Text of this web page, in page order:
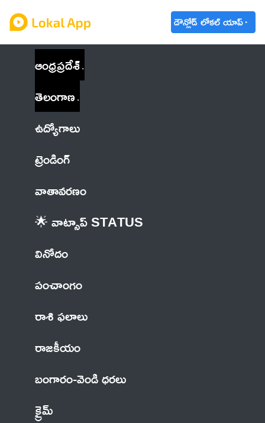
డౌన్లోడ్ లోకల్ యాప్
ఆంధ్రప్రదేశ్
తెలంగాణ
ఉద్యోగాలు
ట్రెండింగ్
వాతావరణం
🌟 వాట్సాప్ STATUS
వినోదం
పంచాంగం
రాశి ఫలాలు
రాజకీయం
బంగారం-వెండి ధరలు
క్రైమ్